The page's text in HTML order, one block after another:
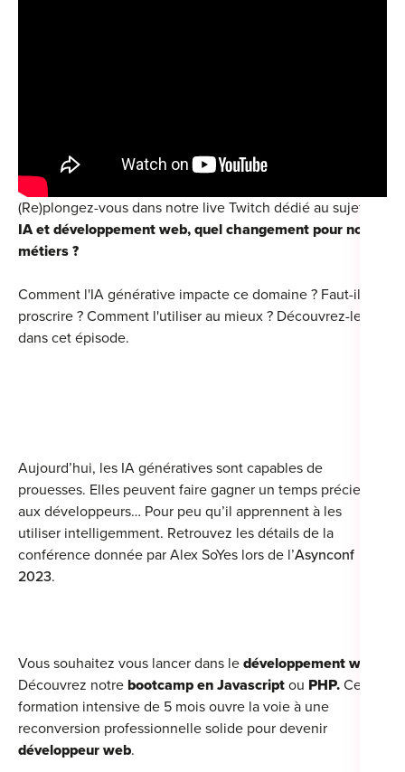
(Re)plongez-vous dans notre live Twitch dédié au sujet :
IA et développement web, quel changement pour nos
métiers ?
Comment l'IA générative impacte ce domaine ? Faut-il la
proscrire ? Comment l'utiliser au mieux ? Découvrez-le
dans cet épisode.
Aujourd’hui, les IA génératives sont capables de
prouesses. Elles peuvent faire gagner un temps précieux
aux développeurs… Pour peu qu’il apprennent à les
utiliser intelligemment. Retrouvez les détails de la
conférence donnée par Alex SoYes lors de l’Asynconf
2023.
Vous souhaitez vous lancer dans le développement web
Découvrez notre bootcamp en Javascript ou PHP. Cette
formation intensive de 5 mois ouvre la voie à une
reconversion professionnelle solide pour devenir
développeur web.